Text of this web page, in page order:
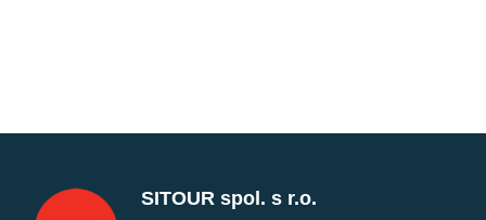
SITOUR spol. s r.o.